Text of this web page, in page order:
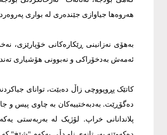
هەروەها جیاوازی جێندەری لە بواری
بەهۆی نەزانینی ڕێکارەکانی خۆپارێزی،
ئەمەش بەدخۆراکی و نەبوونی هۆشیاری
کاتێک پڕوپووچی زاڵ دەبێت، توانای
دەگۆڕێت. بەدبەختییەکان بە چاوی پیس و
پلاندانانی خراپ. لۆژیک لە بەربەستی